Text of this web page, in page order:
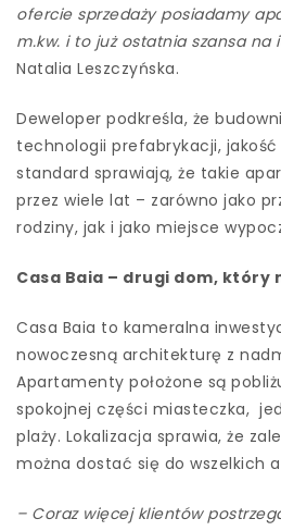
ofercie sprzedaży posiadamy
m.kw. i to już ostatnia szansa na
Natalia Leszczyńska.
Deweloper podkreśla, że
technologii prefabrykacji, jakość
standard sprawiają, że takie
przez wiele lat – zarówno jako
rodziny, jak i jako miejsce
Casa Baia – drugi dom, który
Casa Baia to kameralna
nowoczesną architekturę z
Apartamenty położone są
spokojnej części miasteczka,
plaży. Lokalizacja sprawia, że
można dostać się do wszelkich
– Coraz więcej klientów